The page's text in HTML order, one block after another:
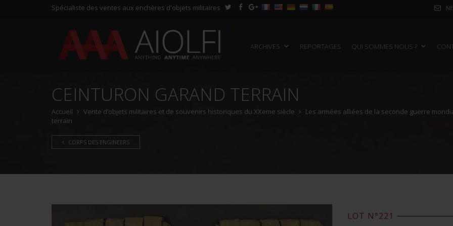
Spécialiste des ventes aux enchères d'objets militaires
ARCHIVES REPORTAGES QUI SOMMES NOUS ?
CEINTURON GARAND TERRAIN
Accueil Vente d’objets militaires et de souvenirs historiques du XXeme siècle Les armées alliées de la seconde guerre
terrain
CORPS DES ENGINEERS
LOT N°221